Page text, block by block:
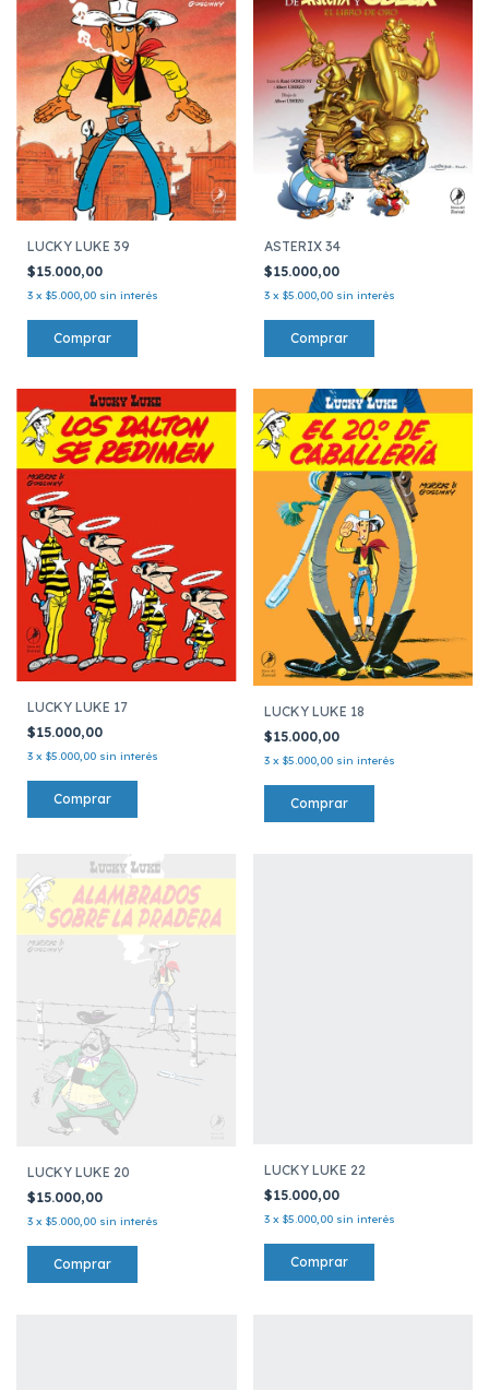
LUCKY LUKE 39
$15.000,00
3 x $5.000,00 sin interés
ASTERIX 34
$15.000,00
3 x $5.000,00 sin interés
LUCKY LUKE 17
$15.000,00
3 x $5.000,00 sin interés
LUCKY LUKE 18
$15.000,00
3 x $5.000,00 sin interés
LUCKY LUKE 20
$15.000,00
3 x $5.000,00 sin interés
LUCKY LUKE 22
$15.000,00
3 x $5.000,00 sin interés